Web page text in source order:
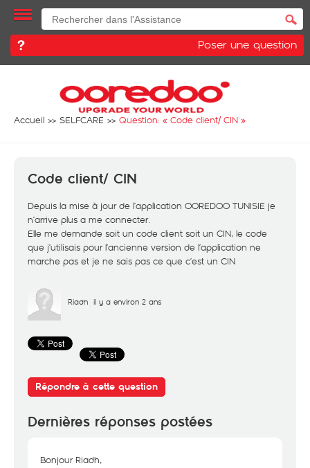
Poser une question
Accueil SELFCARE Question: « Code client/ CIN »
Code client/ CIN
Depuis la mise à jour de l’application OOREDOO TUNISIE je
n’arrive plus a me connecter.
Elle me demande soit un code client soit un CIN, le code
que j’utilisais pour l’ancienne version de l’application ne
marche pas et je ne sais pas ce que c’est un CIN
Riadh il y a environ 2 ans
Répondre à cette question
Dernières réponses postées
Bonjour Riadh,